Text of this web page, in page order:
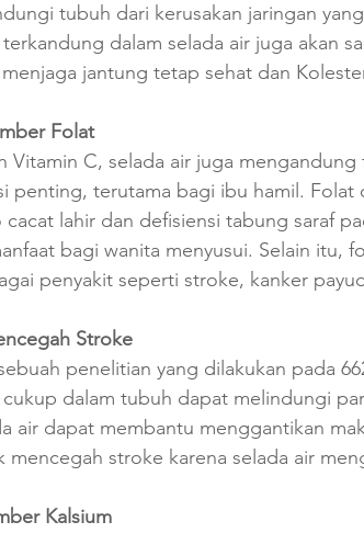
tubuh dari kerusakan jaringan
dalam selada air juga akan
menjaga jantung tetap sehat dan
Folat
Vitamin C, selada air juga
penting, terutama bagi ibu hamil.
cacat lahir dan defisiensi tabung saraf
bagi wanita menyusui. Selain itu,
penyakit seperti stroke, kanker
Stroke
penelitian yang dilakukan pada
dalam tubuh dapat melindungi
air dapat membantu menggantikan
mencegah stroke karena selada air
Kalsium